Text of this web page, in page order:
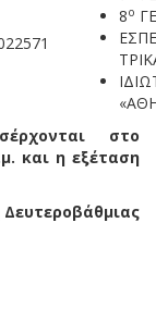
8ο
στο
και η εξέταση